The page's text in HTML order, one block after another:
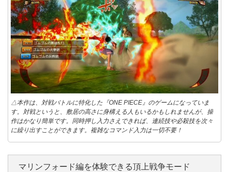
△本作は、対戦バトルに特化した『ONE PIECE』のゲームになっていま
す。対戦というと、敷居の高さに身構える人もいるかもしれませんが、操
作はかなり簡単です。同時押し入力さえできれば、連続技や必殺技を次々
に繰り出すことができます。複雑なコマンド入力は一切不要！
マリンフォード編を体験できる頂上戦争モード